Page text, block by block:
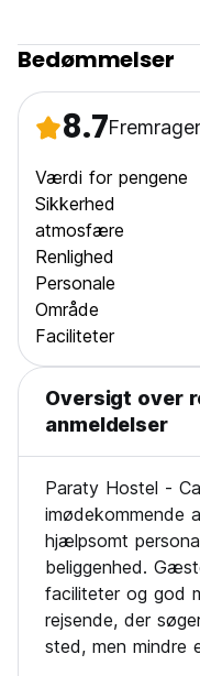
Bedømmelser
8.7
Værdi for pengene
Sikkerhed
atmosfære
Renlighed
Personale
Område
Faciliteter
Oversigt over
anmeldelser
Paraty Hostel -
imødekommende
hjælpsomt
beliggenhed.
faciliteter og god
rejsende, der
sted, men mindre